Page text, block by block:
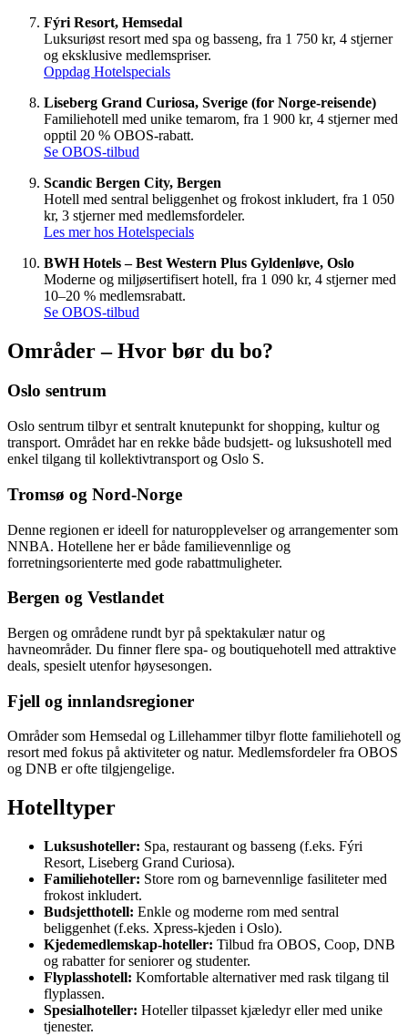
Fýri Resort, Hemsedal
Luksuriøst resort med spa og basseng, fra 1 750 kr, 4 stjerner
og eksklusive medlemspriser.
Oppdag Hotelspecials
Liseberg Grand Curiosa, Sverige (for Norge-reisende)
Familiehotell med unike temarom, fra 1 900 kr, 4 stjerner med
opptil 20 % OBOS-rabatt.
Se OBOS-tilbud
Scandic Bergen City, Bergen
Hotell med sentral beliggenhet og frokost inkludert, fra 1 050
kr, 3 stjerner med medlemsfordeler.
Les mer hos Hotelspecials
BWH Hotels – Best Western Plus Gyldenløve, Oslo
Moderne og miljøsertifisert hotell, fra 1 090 kr, 4 stjerner med
10–20 % medlemsrabatt.
Se OBOS-tilbud
Områder – Hvor bør du bo?
Oslo sentrum
Oslo sentrum tilbyr et sentralt knutepunkt for shopping, kultur og
transport. Området har en rekke både budsjett- og luksushotell med
enkel tilgang til kollektivtransport og Oslo S.
Tromsø og Nord-Norge
Denne regionen er ideell for naturopplevelser og arrangementer som
NNBA. Hotellene her er både familievennlige og
forretningsorienterte med gode rabattmuligheter.
Bergen og Vestlandet
Bergen og områdene rundt byr på spektakulær natur og
havneområder. Du finner flere spa- og boutiquehotell med attraktive
deals, spesielt utenfor høysesongen.
Fjell og innlandsregioner
Områder som Hemsedal og Lillehammer tilbyr flotte familiehotell og
resort med fokus på aktiviteter og natur. Medlemsfordeler fra OBOS
og DNB er ofte tilgjengelige.
Hotelltyper
Luksushoteller: Spa, restaurant og basseng (f.eks. Fýri
Resort, Liseberg Grand Curiosa).
Familiehoteller: Store rom og barnevennlige fasiliteter med
frokost inkludert.
Budsjetthotell: Enkle og moderne rom med sentral
beliggenhet (f.eks. Xpress-kjeden i Oslo).
Kjedemedlemskap-hoteller: Tilbud fra OBOS, Coop, DNB
og rabatter for seniorer og studenter.
Flyplasshotell: Komfortable alternativer med rask tilgang til
flyplassen.
Spesialhoteller: Hoteller tilpasset kjæledyr eller med unike
tjenester.